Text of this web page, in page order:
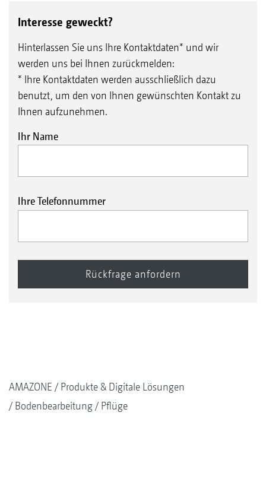
Interesse geweckt?
Hinterlassen Sie uns Ihre Kontaktdaten* und wir
werden uns bei Ihnen zurückmelden:
* Ihre Kontaktdaten werden ausschließlich dazu
benutzt, um den von Ihnen gewünschten Kontakt zu
Ihnen aufzunehmen.
Ihr Name
Ihre Telefonnummer
AMAZONE
Produkte & Digitale Lösungen
Bodenbearbeitung
Pflüge